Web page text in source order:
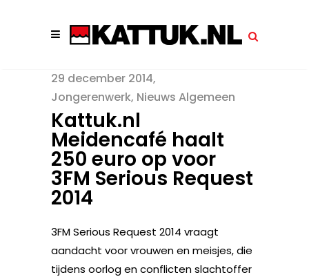
29 december 2014
Jongerenwerk, Nieuws Algemeen
Kattuk.nl
Meidencafé haalt
250 euro op voor
3FM Serious Request
2014
3FM Serious Request 2014 vraagt
aandacht voor vrouwen en meisjes, die
tijdens oorlog en conflicten slachtoffer